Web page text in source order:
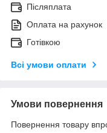
Післяплата
Оплата на рахунок
Готівкою
Всі умови оплати
Умови повернення
Повернення товару